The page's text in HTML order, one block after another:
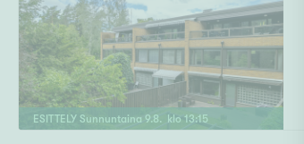
ESITTELY Sunnuntaina 9.8. klo 13:15